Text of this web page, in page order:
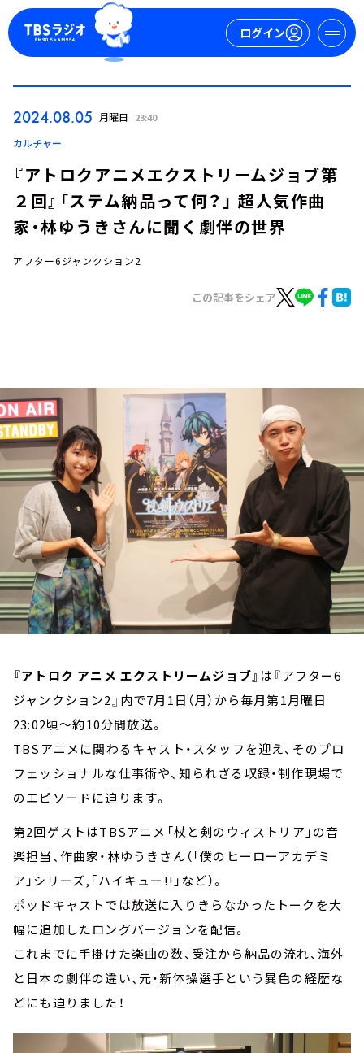
ログイン
イベント・グッズ
YouTube
会社情報
2024.08.05 月曜日 23:40
カルチャー
『アトロクアニメエクストリームジョブ第
２回』「ステム納品って何？」 超人気作曲
家・林ゆうきさんに聞く劇伴の世界
アフター6ジャンクション2
この記事をシェア
『アトロク アニメ エクストリームジョブ』 は『アフター6
ジャンクション2』内で7⽉1⽇（⽉）から毎⽉第1⽉曜⽇
23:02頃～約10分間放送。
TBSアニメに関わるキャスト・スタッフを迎え、そのプロ
フェッショナルな仕事術や、知られざる収録・制作現場で
のエピソードに迫ります。
第2回ゲストはTBSアニメ「杖と剣のウィストリア」の音
楽担当、作曲家・林ゆうきさん（「僕のヒーローアカデミ
ア」シリーズ,「ハイキュー!!」など）。
ポッドキャストでは放送に入りきらなかったトークを大
幅に追加したロングバージョンを配信。
これまでに手掛けた楽曲の数、受注から納品の流れ、海外
と日本の劇伴の違い、元・新体操選手という異色の経歴な
どにも迫りました！